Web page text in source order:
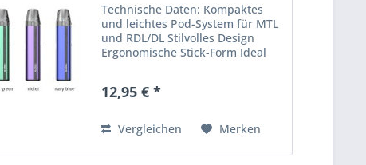
Technische Daten: Kompaktes
und leichtes Pod-System für MTL
und RDL/DL Stilvolles Design
Ergonomische Stick-Form Ideal
Material: Aluminium-Legierung
12,95 € *
Vergleichen Merken